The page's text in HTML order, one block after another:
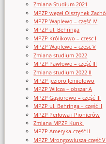
Zmiana Studium 2021
MPZP węzeł Olsztynek
MPZP Waplewo – część IV
MPZP ul. Behringa
MPZP Królikowo – czesc I
MPZP Waplewo – czesc V
Zmiana studium 2022
MPZP Pawłowo – część III
Zmiana studium 2022 II
MPZP jezioro Jemiołowo
MPZP Wilcza – obszar A
MPZP Gąsiorowo – część III
MPZP ul. Behringa – część II
MPZP Perłowa i Pionierów
Zmiana MPZP Kunki
MPZP Ameryka-część II
MPZP Mrongowiusza-część VI